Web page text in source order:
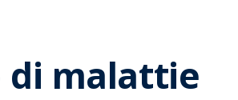
di malattie